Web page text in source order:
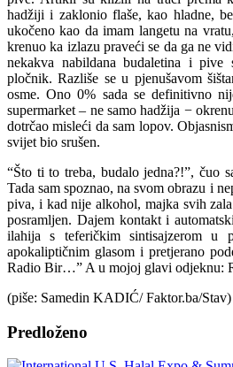
hadžiji i zaklonio flaše, kao hladne,
ukočeno kao da imam langetu na
krenuo ka izlazu praveći se da ga ne
nekakva nabildana budaletina i
pločnik. Razliše se u pjenušavom
osme. Ono 0% sada se definitivno
supermarket – ne samo hadžija −
dotrčao misleći da sam lopov.
svijet bio srušen.
“Što ti to treba, budalo jedna?!”, čuo
Tada sam spoznao, na svom obrazu i
piva, i kad nije alkohol, majka svih
posramljen. Dajem kontakt i
ilahija s teferičkim sintisajzerom u
apokaliptičnim glasom i pretjerano
Radio Bir…” A u mojoj glavi odjeknu:
(piše: Samedin KADIĆ/ Faktor.ba/Stav)
Predloženo